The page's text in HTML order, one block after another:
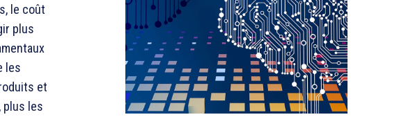
le coût
plus
les
et
plus les